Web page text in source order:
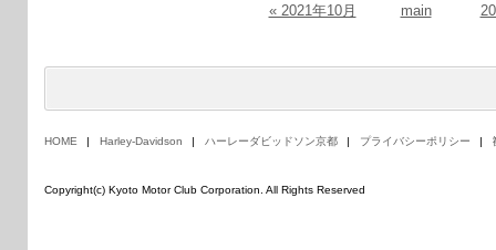
« 2021年10月 main
HOME Harley-Davidson ハーレーダビッドソン京都 プライバシーポリシー
Copyright(c) Kyoto Motor Club Corporation. All Rights Reserved